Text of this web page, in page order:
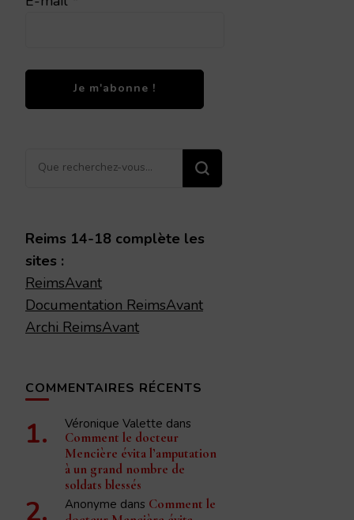
Vous
Reims 14-18 complète les
sites :
ReimsAvant
Documentation ReimsAvant
Archi ReimsAvant
COMMENTAIRES RÉCENTS
Véronique Valette dans
Comment le docteur
Mencière évita l’amputation
à un grand nombre de
soldats blessés
Anonyme dans Comment le